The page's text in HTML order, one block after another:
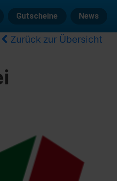
Gutscheine News
Zurück zur Übersicht